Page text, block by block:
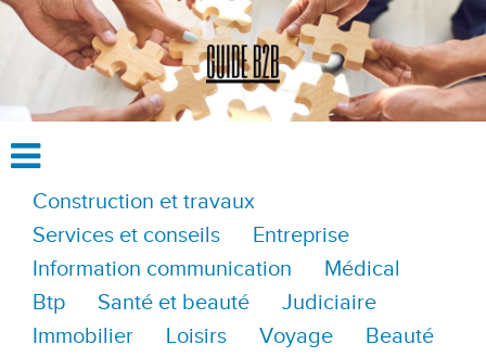
Construction et travaux
Services et conseils
Entreprise
Information communication
Médical
Btp
Santé et beauté
Judiciaire
Immobilier
Loisirs Voyage
Beauté